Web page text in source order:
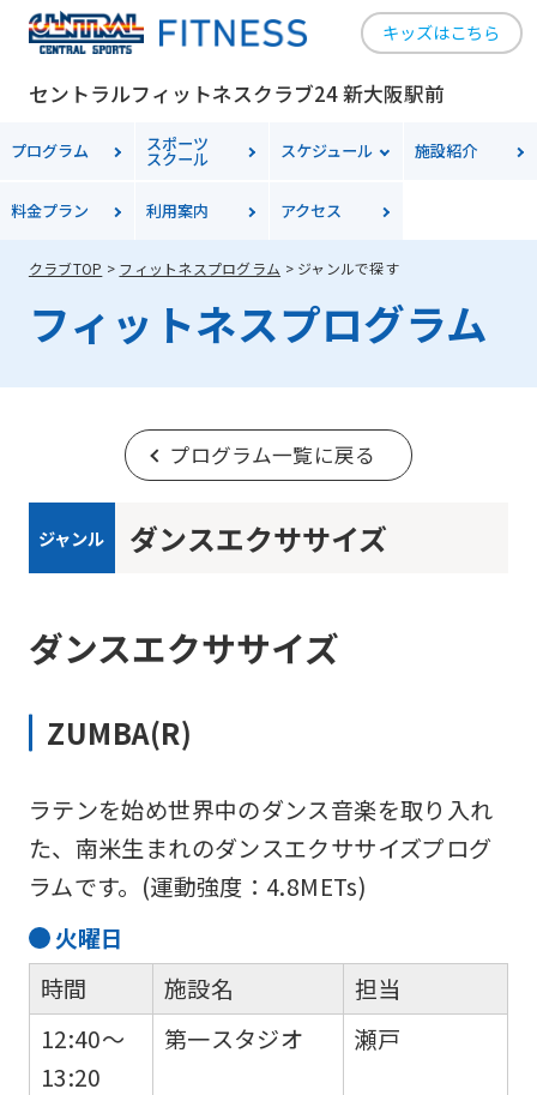
キッズはこちら
セントラルフィットネスクラブ24 新大阪駅前
プログラム スポーツ
スクール スケジュール 施設紹介
料金プラン 利用案内 アクセス
クラブTOP フィットネスプログラム ジャンルで探す
フィットネスプログラム
プログラム一覧に戻る
ジャンル ダンスエクササイズ
ダンスエクササイズ
ZUMBA(R)
ラテンを始め世界中のダンス音楽を取り入れ
た、南米生まれのダンスエクササイズプログ
ラムです。(運動強度：4.8METs)
火曜日
時間
12:40～
13:20
施設名
第一スタジオ
担当
瀬戸